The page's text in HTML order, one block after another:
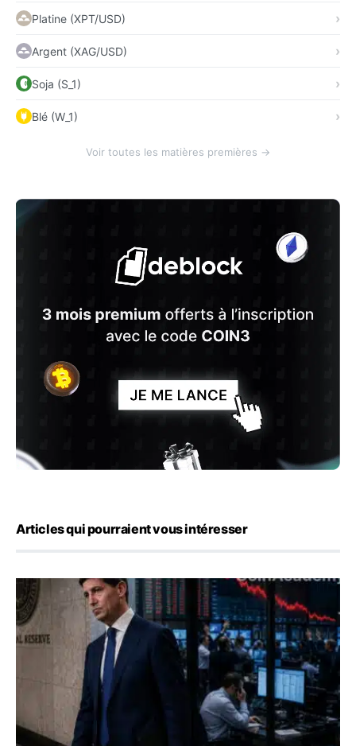
Platine (XPT/USD)
Argent (XAG/USD)
Soja (S_1)
Blé (W_1)
Voir toutes les matières premières →
Articles qui pourraient vous intéresser
Kevin Warsh maintient sa communication minimaliste